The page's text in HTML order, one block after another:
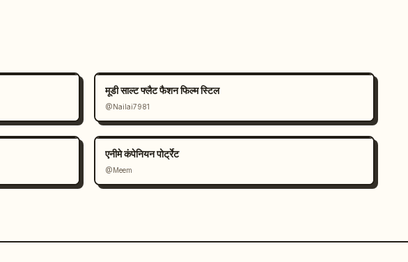
मूडी साल्ट फ्लैट फैशन फिल्म स्टिल
@Nailai7981
एनीमे कंपेनियन पोर्ट्रेट
@Meem